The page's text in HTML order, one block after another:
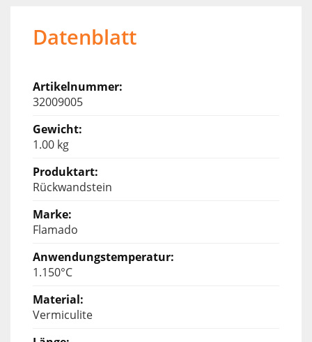
Datenblatt
32009005
1.00 kg
Rückwandstein
Flamado
1.150°C
Vermiculite